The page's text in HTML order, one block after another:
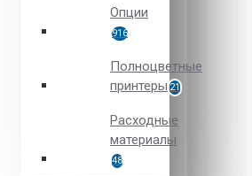
Опции
916
Полноцветные
принтеры 21
Расходные
материалы
48